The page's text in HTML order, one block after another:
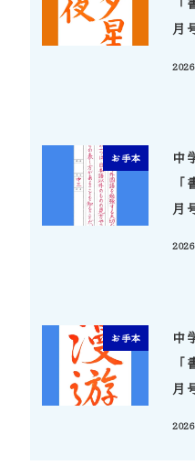
「
月
お手本
中
「
月
お手本
中
「
月